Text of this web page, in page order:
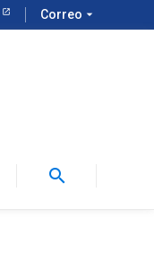
Correo arrow_drop_down
search